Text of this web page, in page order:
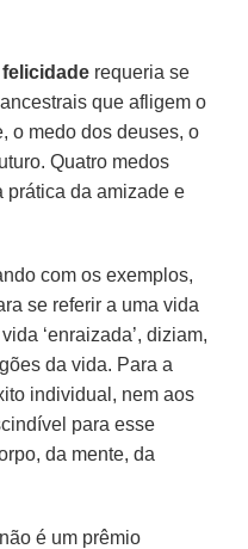
felicidade requeria se
que afligem o
o medo dos deuses, o
Quatro medos
prática da amizade e
com os exemplos,
se referir a uma vida
‘enraizada’, diziam,
da vida. Para a
individual, nem aos
para esse
da mente, da
não é um prêmio